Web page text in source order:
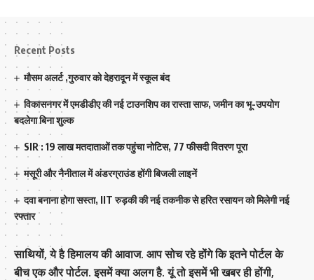
Recent Posts
मौसम अलर्ट ,गुरुवार को देहरादून में स्कूल बंद
विकासनगर में एमडीडीए की नई टाउनशिप का रास्ता साफ, जमीन का भू-उपयोग
बदलेगा बिना शुल्क
SIR : 19 लाख मतदाताओं तक पहुंचा नोटिस, 77 फीसदी वितरण पूरा
मसूरी और नैनीताल में अंडरग्राउंड होंगी बिजली लाइनें
दवा बनाना होगा सस्ता, IIT रुड़की की नई तकनीक से हरित रसायन को मिलेगी नई
रफ्तार
साथियों, ये है हिमालय की आवाज. आप सोच रहे होंगे कि इतने पोर्टल के
बीच एक और पोर्टल. इसमें क्या अलग है. यूं तो इसमें भी खबर ही होंगी,